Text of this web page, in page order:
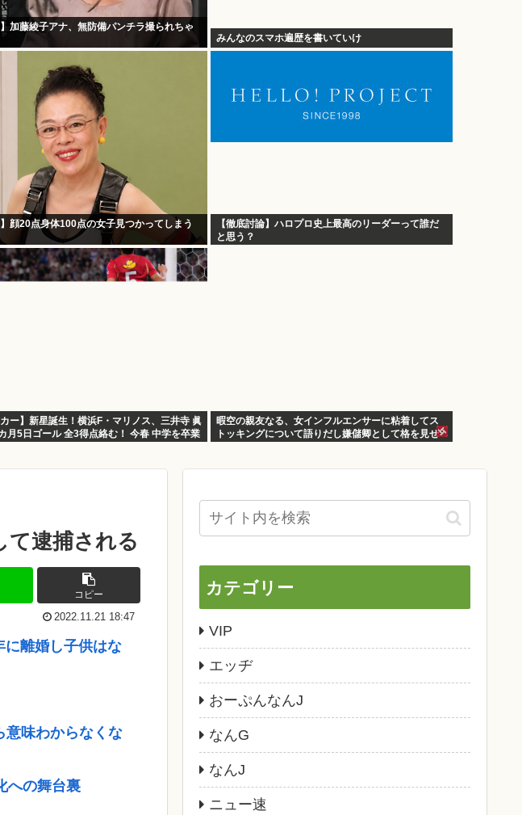
】加藤綾子アナ、無防備パンチラ撮られちゃ
みんなのスマホ遍歴を書いていけ
】顔20点身体100点の女子見つかってしまう
【徹底討論】ハロプロ史上最高のリーダーって誰だ
と思う？
カー】新星誕生！横浜F・マリノス、三井寺 眞
月5日ゴール 全3得点絡む！ 今春 中学を卒業
暇空の親友なる、女インフルエンサーに粘着してス
トッキングについて語りだし嫌儲卿として格を見せ
て逮捕される
コピー
2022.11.21 18:47
に離婚し子供はな
意味わからなくな
への舞台裏
カテゴリー
VIP
エッヂ
おーぷんなんJ
なんG
なんJ
ニュー速